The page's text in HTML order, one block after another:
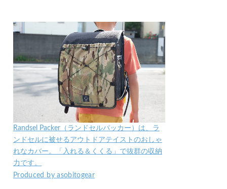
Randsel Packer（ランドセルパッカー）は、ラ
ンドセルに被せるアウトドアテイストのおしゃ
れなカバー。「入れる＆くくる」で抜群の収納
力です。
Produced by asobitogear